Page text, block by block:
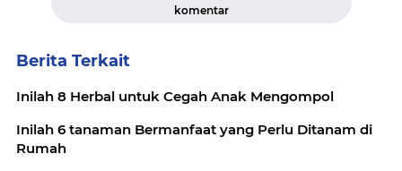
komentar
Berita Terkait
Inilah 8 Herbal untuk Cegah Anak Mengompol
Inilah 6 tanaman Bermanfaat yang Perlu Ditanam di
Rumah